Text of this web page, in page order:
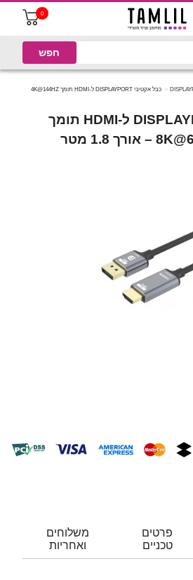
0
כבל אקטיבי DISPLAYPORT ל-HDMI תומך 4K@144HZ
כבל אקטיבי DISPLAYPORT ל-HDMI תומך
פרטים
טכניים
משלוחים
ואחריות